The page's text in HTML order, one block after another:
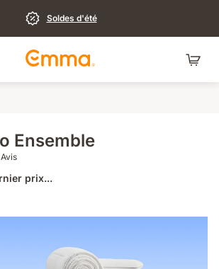
Soldes d'été
Ensemble
étoiles 676 Avis
prix...